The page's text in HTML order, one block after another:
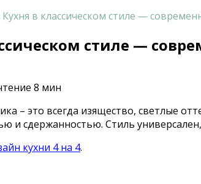
Кухня в классическом стиле —
стиле —
8 мин
– это всегда изящество, светлые
и сдержанностью. Стиль
кухни 4 на 4.